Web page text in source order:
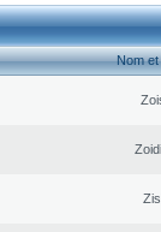
Nom